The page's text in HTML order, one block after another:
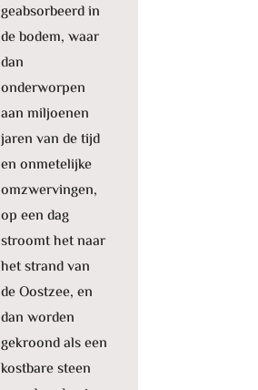
geabsorbeerd in
de bodem, waar
dan
onderworpen
aan miljoenen
jaren van de tijd
en onmetelijke
omzwervingen,
op een dag
stroomt het naar
het strand van
de Oostzee, en
dan worden
gekroond als een
kostbare steen